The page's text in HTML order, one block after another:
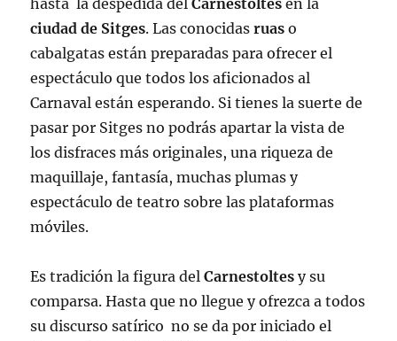
hasta la despedida delCarnestoltesen la
ciudad de Sitges. Las conocidas ruaso
cabalgatas están preparadas para ofrecer el
espectáculo que todos los aficionados al
Carnaval están esperando. Si tienes la suerte de
pasar por Sitges no podrás apartar la vista de
los disfraces más originales, una riqueza de
maquillaje, fantasía, muchas plumas y
espectáculo de teatro sobre las plataformas
móviles.
Es tradición la figura delCarnestoltes y su
comparsa. Hasta que no llegue y ofrezca a todos
su discurso satírico no se da por iniciado el